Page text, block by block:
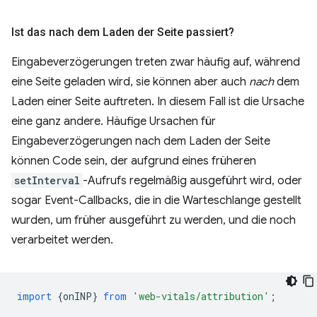
Ist das nach dem Laden der Seite passiert?
Eingabeverzögerungen treten zwar häufig auf, während
eine Seite geladen wird, sie können aber auch nachdem
Laden einer Seite auftreten. In diesem Fall ist die Ursache
eine ganz andere. Häufige Ursachen für
Eingabeverzögerungen nach dem Laden der Seite
können Code sein, der aufgrund eines früheren
setInterval -Aufrufs regelmäßig ausgeführt wird, oder
sogar Event-Callbacks, die in die Warteschlange gestellt
wurden, um früher ausgeführt zu werden, und die noch
verarbeitet werden.
import {onINP} from 'web-vitals/attribution' ;